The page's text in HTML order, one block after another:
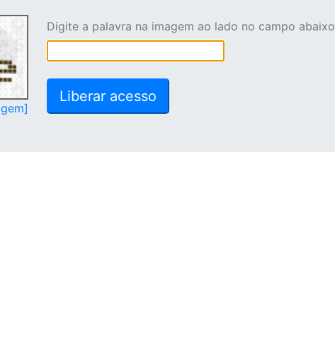
Digite a palavra na imagem ao lado no campo abaixo